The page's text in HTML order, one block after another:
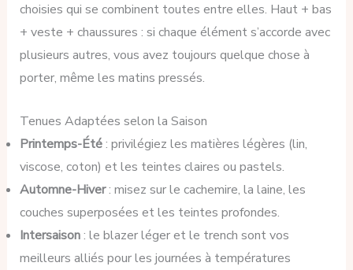
choisies qui se combinent toutes entre elles. Haut + bas
+ veste + chaussures : si chaque élément s’accorde avec
plusieurs autres, vous avez toujours quelque chose à
porter, même les matins pressés.
Tenues Adaptées selon la Saison
Printemps-Été: privilégiez les matières légères (lin,
viscose, coton) et les teintes claires ou pastels.
Automne-Hiver: misez sur le cachemire, la laine, les
couches superposées et les teintes profondes.
Intersaison: le blazer léger et le trench sont vos
meilleurs alliés pour les journées à températures